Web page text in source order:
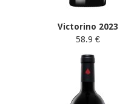
Victorino 2023
58.9 €